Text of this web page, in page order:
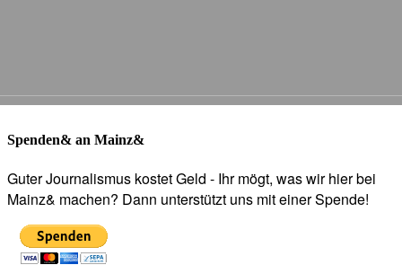
Spenden& an Mainz&
Guter Journalismus kostet Geld - Ihr mögt, was wir hier bei
Mainz& machen? Dann unterstützt uns mit einer Spende!